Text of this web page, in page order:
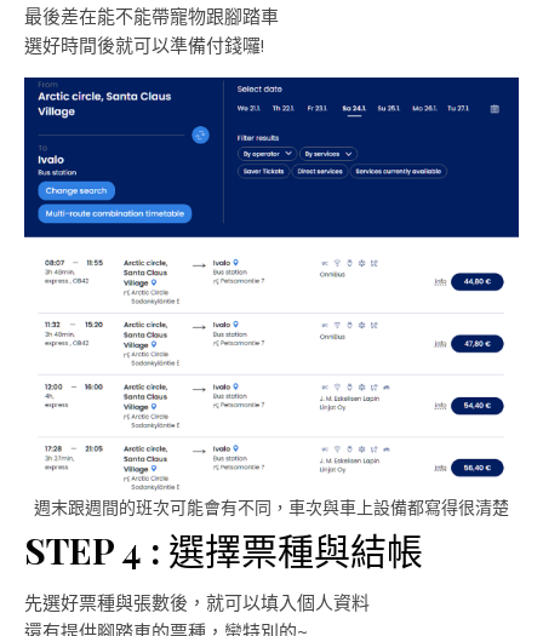
最後差在能不能帶寵物跟腳踏車
選好時間後就可以準備付錢囉!
週末跟週間的班次可能會有不同，車次與車上設備都寫得很清楚
STEP 4 : 選擇票種與結帳
先選好票種與張數後，就可以填入個人資料
還有提供腳踏車的票種，蠻特別的~